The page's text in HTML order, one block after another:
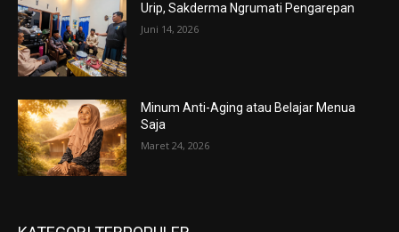
Urip, Sakderma Ngrumati Pengarepan
Juni 14, 2026
Minum Anti-Aging atau Belajar Menua
Saja
Maret 24, 2026